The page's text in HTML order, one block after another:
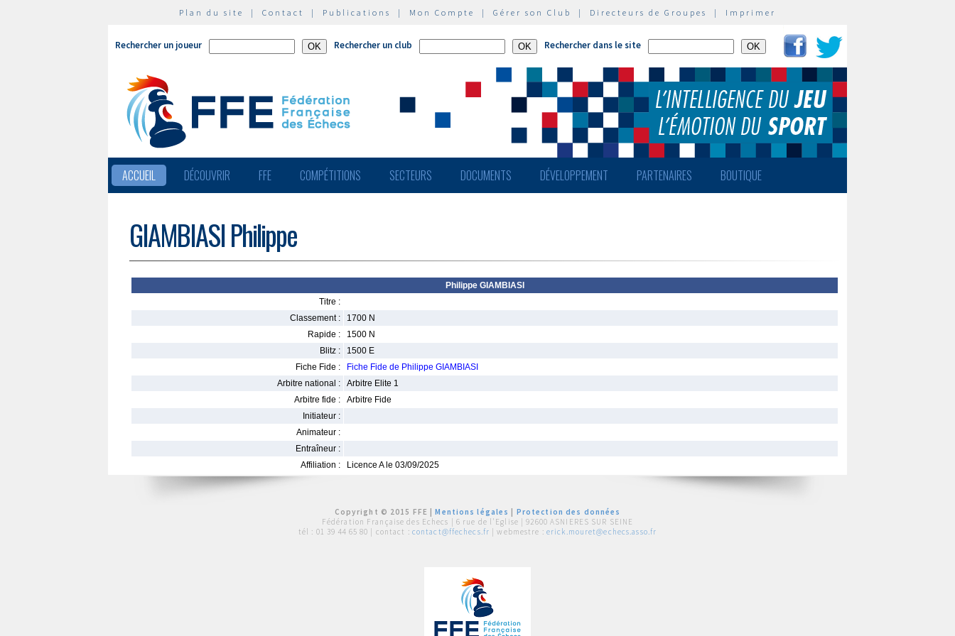
Plan du site | Contact | Publications | Mon Compte | Gérer son Club | Directeurs de Groupes | Imprimer
Rechercher un joueur Rechercher un club Rechercher dans le site
ACCUEIL DÉCOUVRIR FFE COMPÉTITIONS SECTEURS DOCUMENTS DÉVELOPPEMENT PARTENAIRES BOUTIQUE
GIAMBIASI Philippe
Philippe GIAMBIASI
Titre :
Classement :
1700 N
Rapide :
1500 N
Blitz :
1500 E
Fiche Fide :
Fiche Fide de Philippe GIAMBIASI
Arbitre national :
Arbitre Elite 1
Arbitre fide :
Arbitre Fide
Initiateur :
Animateur :
Entraîneur :
Affiliation :
Licence A le 03/09/2025
Copyright © 2015 FFE |Mentions légales
Protection des données
Fédération Française des Echecs | 6 rue de l'Eglise | 92600 ASNIERES SUR SEINE
tél : 01 39 44 65 80 | contact : contact@ffechecs.fr | webmestre : erick.mouret@echecs.asso.fr